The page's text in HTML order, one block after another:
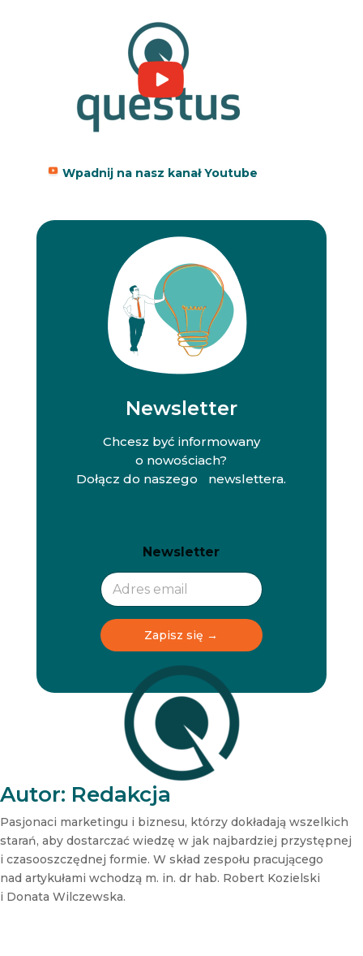
Wpadnij na nasz kanał Youtube
Newsletter
Chcesz być informowany
o nowościach?
Dołącz do naszego newslettera.
e
w
s
e
t
t
e
r
N
w
e
e
N
e
w
e
w
s
e
t
t
e
r
Newsletter
Zapisz się →
Autor: Redakcja
Pasjonaci marketingu i biznesu, którzy dokładają wszelkich
starań, aby dostarczać wiedzę w jak najbardziej przystępnej
i czasooszczędnej formie. W skład zespołu pracującego
nad artykułami wchodzą m. in. dr hab. Robert Kozielski
i Donata Wilczewska.